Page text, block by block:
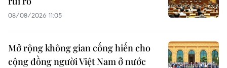
08/08/2026 11:05
Mở rộng không gian cống hiến cho
cộng đồng người Việt Nam ở nước